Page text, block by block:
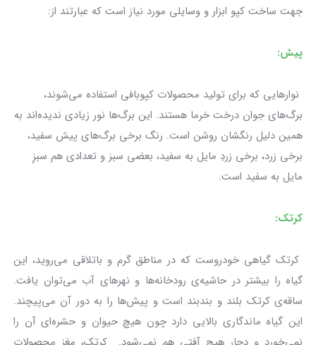
جهت ساخت کپو ابزار و وسایلی مورد نیاز است که عبارتند از:
پیش:
نوارهایی که برای تولید محصولات کپوبافی استفاده می‌شوند،
برگ‌های جوان درخت خرما هستند. این برگ‌ها نور زیادی ندیده‌اند به
همین دلیل رنگشان روشن است. رنگ برخی برگ‌های پیش سفید،
برخی زرد، برخی زردِ مایل به سفید، بعضی سبز و تعدادی هم سبزِ
مایل به سفید است.
کرتک:
کرتک گیاهی خودروست که در مناطق گرم و باتلاقی می‌روید، این
گیاه را بیشتر در حاشیه‌ی رودخانه‌ها و نهرهای آب می‌توان یافت.
ساقه‌ی کرتک بلند و بندبند است و پیش‌ها را به دور آن می‌پیچند.
این گیاه ماندگاری بالایی دارد چون هیچ حیوان و حشره‌ای آن را